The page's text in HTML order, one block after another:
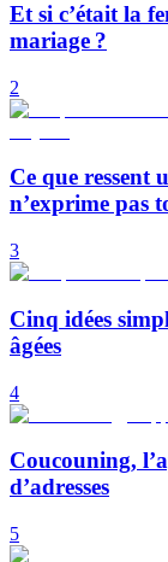
Et si c’était la
mariage ?
2
Ce que ressent
n’exprime pas
3
Cinq idées
âgées
4
Coucouning,
d’adresses
5